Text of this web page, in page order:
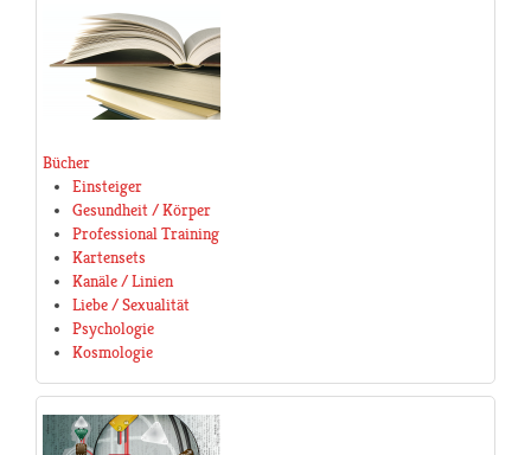
Bücher
Einsteiger
Gesundheit / Körper
Professional Training
Kartensets
Kanäle / Linien
Liebe / Sexualität
Psychologie
Kosmologie